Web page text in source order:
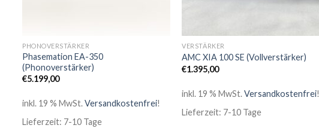
PHONOVERSTÄRKER
Phasemation EA-350
(Phonoverstärker)
€5.199,00
inkl. 19 % MwSt.Versandkostenfrei!
Lieferzeit: 7-10 Tage
VERSTÄRKER
AMC XIA 100 SE (Vollverstärker)
€1.395,00
inkl. 19 % MwSt.Versandkostenfrei!
Lieferzeit: 7-10 Tage